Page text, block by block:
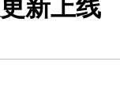
新上线